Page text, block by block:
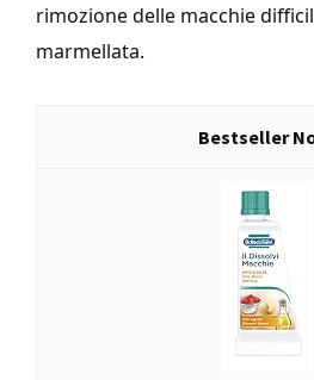
rimozione delle macchie
marmellata.